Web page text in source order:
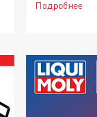
Подробнее